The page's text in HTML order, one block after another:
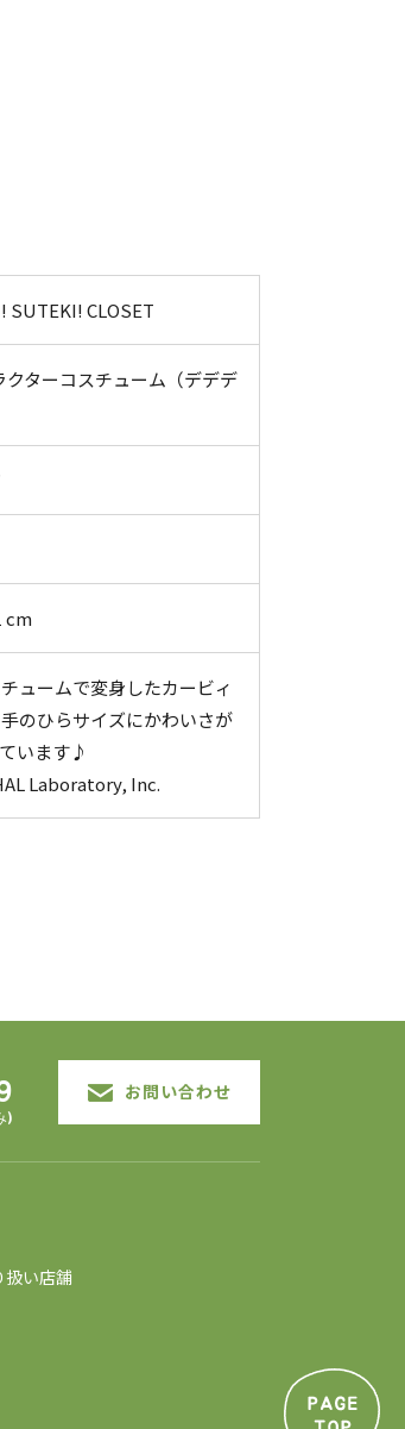
SUTEKI! CLOSET
クターコスチューム（デデデ
cm
ュームで変身したカービィ
のひらサイズにかわいさが
います♪
Laboratory, Inc.
)
お問い合わせ
扱い店舗